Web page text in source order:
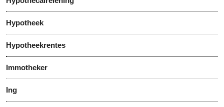
Hypotheek
Hypotheekrentes
Immotheker
Ing